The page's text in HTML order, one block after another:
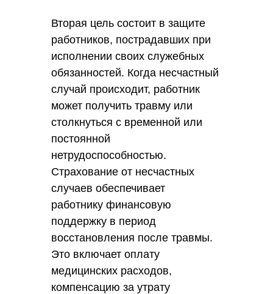
Вторая цель состоит в защите
работников, пострадавших при
исполнении своих служебных
обязанностей. Когда несчастный
случай происходит, работник
может получить травму или
столкнуться с временной или
постоянной
нетрудоспособностью.
Страхование от несчастных
случаев обеспечивает
работнику финансовую
поддержку в период
восстановления после травмы.
Это включает оплату
медицинских расходов,
компенсацию за утрату